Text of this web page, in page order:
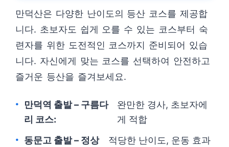
만덕산은 다양한 난이도의 등산 코스를 제공합
니다. 초보자도 쉽게 오를 수 있는 코스부터 숙
련자를 위한 도전적인 코스까지 준비되어 있습
니다. 자신에게 맞는 코스를 선택하여 안전하고
즐거운 등산을 즐겨보세요.
만덕역 출발 – 구름다
리 코스:
완만한 경사, 초보자에
게 적합
동문고 출발 – 정상
적당한 난이도, 운동 효과